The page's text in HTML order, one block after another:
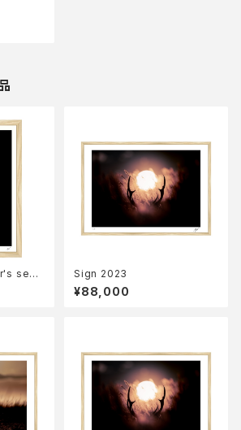
sea
Sign 2023
¥88,000